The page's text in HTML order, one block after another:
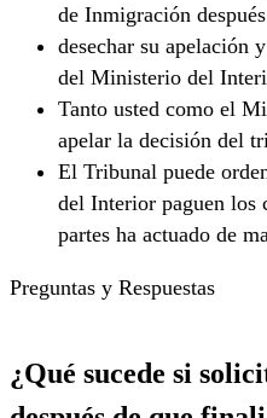
de Inmigración
desechar su apelación
del Ministerio del
Tanto usted como el
apelar la decisión del
El Tribunal puede
del Interior paguen los
partes ha actuado de
Preguntas y Respuestas
¿Qué sucede si